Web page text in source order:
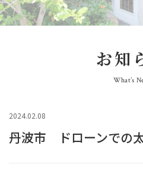
お知
What’s
2024.02.08
丹波市 ドローンでの